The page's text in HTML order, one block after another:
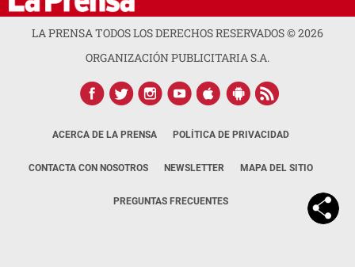
LA PRENSA TODOS LOS DERECHOS RESERVADOS ©2026
ORGANIZACIÓN PUBLICITARIA S.A.
ACERCA DE LA PRENSA POLÍTICA DE PRIVACIDAD
CONTACTA CON NOSOTROS NEWSLETTER MAPA DEL SITIO
PREGUNTAS FRECUENTES